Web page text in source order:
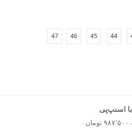
44
45
46
47
اسنپ‌پی